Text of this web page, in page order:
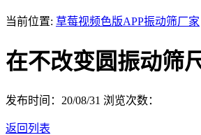
当前位置: 草莓视频色版APP振动筛厂家
在不改变圆振动筛
发布时间：20/08/31 浏览次数：
返回列表